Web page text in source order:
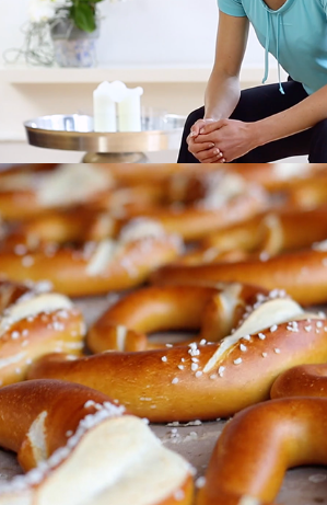
Landesenergieagentur BW